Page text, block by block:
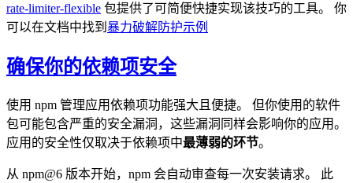
rate-limiter-flexible 包提供了可简便快捷实现该技巧的工具。 你
可以在文档中找到 暴力破解防护示例
确保你的依赖项安全
使用 npm 管理应用依赖项功能强大且便捷。 但你使用的软件
包可能包含严重的安全漏洞，这些漏洞同样会影响你的应用。
应用的安全性仅取决于依赖项中最薄弱的环节。
从 npm@6 版本开始，npm 会自动审查每一次安装请求。 此